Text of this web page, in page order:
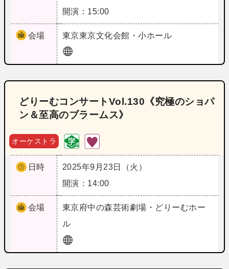
開演：15:00
会場 東京東京文化会館・小ホール
どりーむコンサートVol.130《究極のショパ
ン＆至高のブラームス》
オーケストラ
日時
2025年9月23日（火）
開演：14:00
会場 東京府中の森芸術劇場・どりーむホー
ル